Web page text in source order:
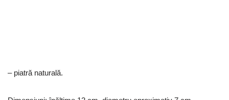
– piatră naturală.